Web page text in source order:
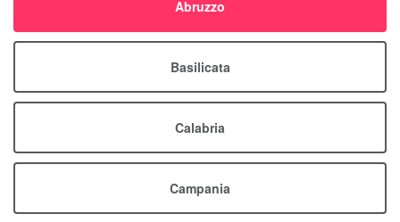
Abruzzo
Basilicata
Calabria
Campania